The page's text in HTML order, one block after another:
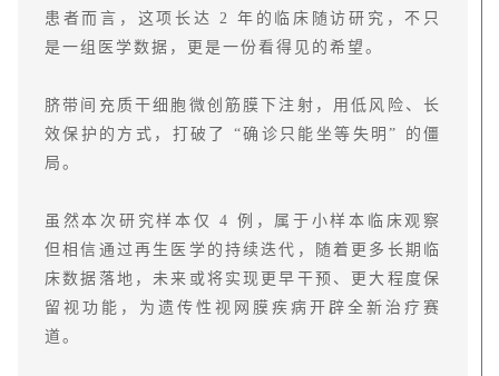
患者而言，这项长达 2 年的临床随访研究，不只
是一组医学数据，更是一份看得见的希望。
脐带间充质干细胞微创筋膜下注射，用低风险、长
效保护的方式，打破了 “确诊只能坐等失明” 的僵
局。
虽然本次研究样本仅 4 例，属于小样本临床观察
但相信通过再生医学的持续迭代，随着更多长期临
床数据落地，未来或将实现更早干预、更大程度保
留视功能，为遗传性视网膜疾病开辟全新治疗赛
道。